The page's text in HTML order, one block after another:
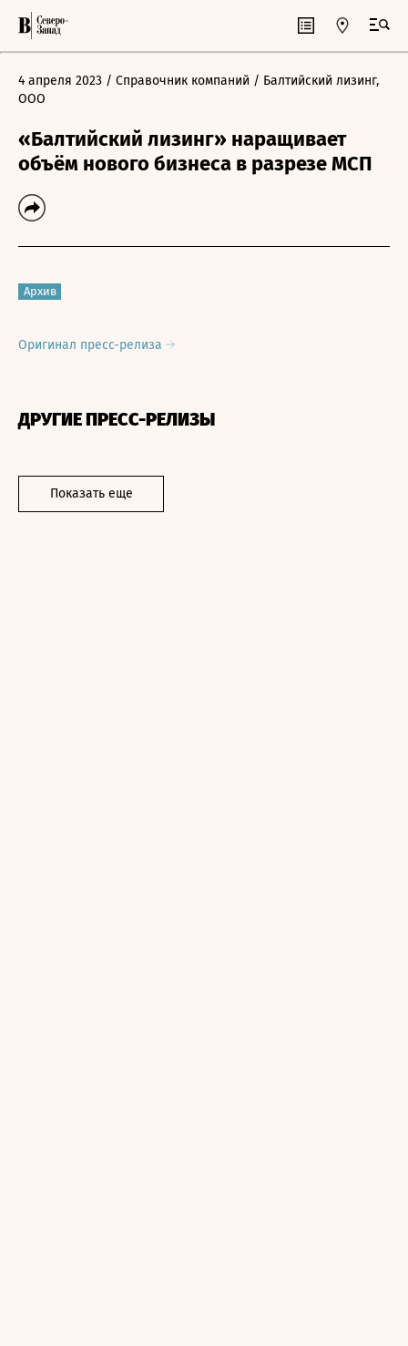
4 апреля 2023 / Справочник компаний / Балтийский лизинг,
ООО
«Балтийский лизинг» наращивает
объём нового бизнеса в разрезе МСП
Архив
Оригинал пресс-релиза
ДРУГИЕ ПРЕСС-РЕЛИЗЫ
Показать еще